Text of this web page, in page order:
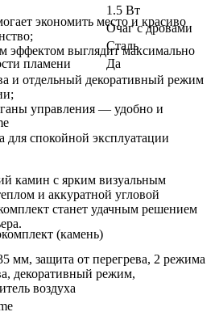
экономить место и красиво
эффектом выглядит максимально
и отдельный декоративный режим
управления — удобно и
для спокойной эксплуатации
камин с ярким визуальным
и аккуратной угловой
станет удачным решением
1.5 Вт
Очаг с дровами
Сталь
пламени
Да
(камень)
мм, защита от перегрева, 2 режима
декоративный режим,
воздуха